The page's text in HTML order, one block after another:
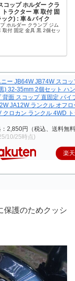
ップ ホルダー クラ
ラクター 車 取付 固
ク) : 車＆バイク
ホルダー クランプ ジム
取付 固定 金具 黒 2個セッ
ニー JB64W JB74W スコ
) 32‐35mm 2個セット ハ
背面 スコップ 直固定 パイ
JA12W ランクル オフロ
クロカン ランクル 4WD
2,850円（税込、送料無
10/25時点)
楽
保護のためクッシ